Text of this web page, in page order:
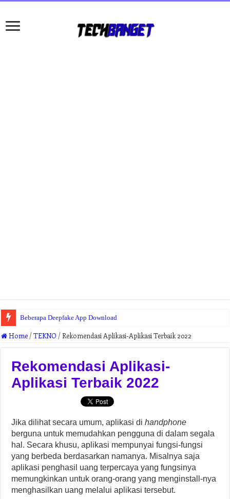
Beberapa Deepfake App Download
Home /TEKNO /Rekomendasi Aplikasi-Aplikasi Terbaik 2022
Rekomendasi Aplikasi-
Aplikasi Terbaik 2022
Jika dilihat secara umum, aplikasi dihandphone
berguna untuk memudahkan pengguna di dalam segala
hal. Secara khusu, aplikasi mempunyai fungsi-fungsi
yang berbeda berdasarkan namanya. Misalnya saja
aplikasi penghasil uang terpercaya yang fungsinya
memungkinkan untuk orang-orang yang menginstall-nya
menghasilkan uang melalui aplikasi tersebut.